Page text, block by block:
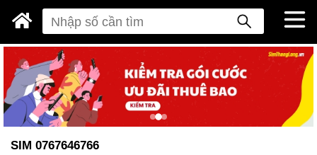
SIM 0767646766